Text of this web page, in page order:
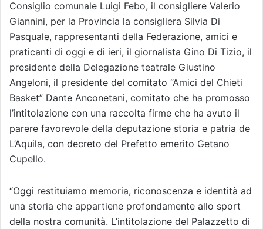
Consiglio comunale Luigi Febo, il consigliere Valerio
Giannini, per la Provincia la consigliera Silvia Di
Pasquale, rappresentanti della Federazione, amici e
praticanti di oggi e di ieri, il giornalista Gino Di Tizio, il
presidente della Delegazione teatrale Giustino
Angeloni, il presidente del comitato “Amici del Chieti
Basket” Dante Anconetani, comitato che ha promosso
l’intitolazione con una raccolta firme che ha avuto il
parere favorevole della deputazione storia e patria de
L’Aquila, con decreto del Prefetto emerito Getano
Cupello.
“Oggi restituiamo memoria, riconoscenza e identità ad
una storia che appartiene profondamente allo sport
della nostra comunità. L’intitolazione del Palazzetto di